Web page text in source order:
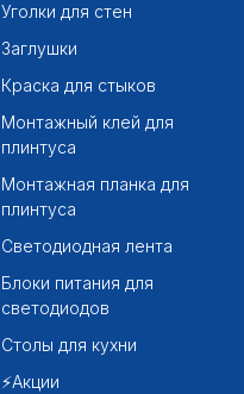
Уголки для стен
Заглушки
Краска для стыков
Монтажный клей для
плинтуса
Монтажная планка для
плинтуса
Светодиодная лента
Блоки питания для
светодиодов
Столы для кухни
⚡Акции